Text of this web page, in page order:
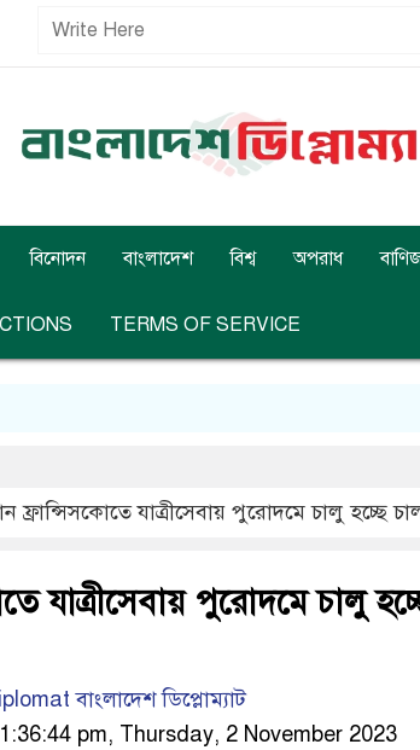
বিনোদন বাংলাদেশ বিশ্ব অপরাধ
TERMS OF SERVICE
ফ্রান্সিসকোতে যাত্রীসেবায় পুরোদমে চালু হচ্ছে
যাত্রীসেবায় পুরোদমে চালু
বাংলাদেশ ডিপ্লোম্যাট
pm, Thursday, 2 November 2023